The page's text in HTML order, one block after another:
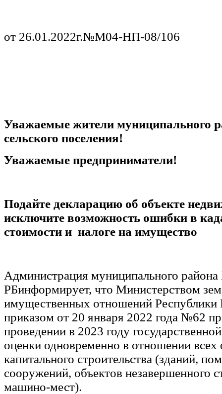
от 26.01.2022г.№М04-НП-08/106
Уважаемые жители муниципального
сельского поселения!
Уважаемые предприниматели!
Подайте декларацию об объекте
исключите возможность ошибки в
стоимости и налоге на имущество
Администрация муниципального района
РБинформирует, что Министерством
имущественных отношений Республики
приказом от 20 января 2022 года №62
проведении в 2023 году
оценки одновременно в отношении всех
капитального строительства (зданий,
сооружений, объектов незавершенного
машино-мест).